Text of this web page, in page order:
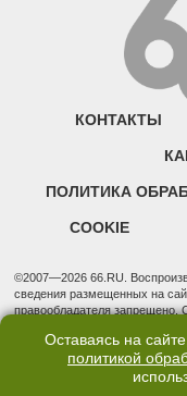
КОНТАКТЫ
ПОЛИТИКА
COOKIE
©2007—2026 66.RU.
сведения размещенных на
правообладателя запрещено.
надзору в сфере связи,
(Роскомнадзор).
Учредитель: Общество с
Оставаясь на
политикой